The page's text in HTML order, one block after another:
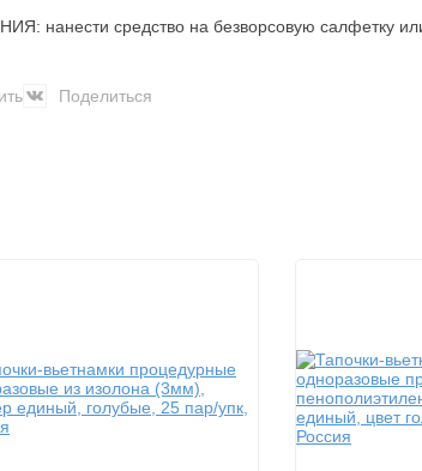
нанести средство на безворсовую салфетку или
Поделиться